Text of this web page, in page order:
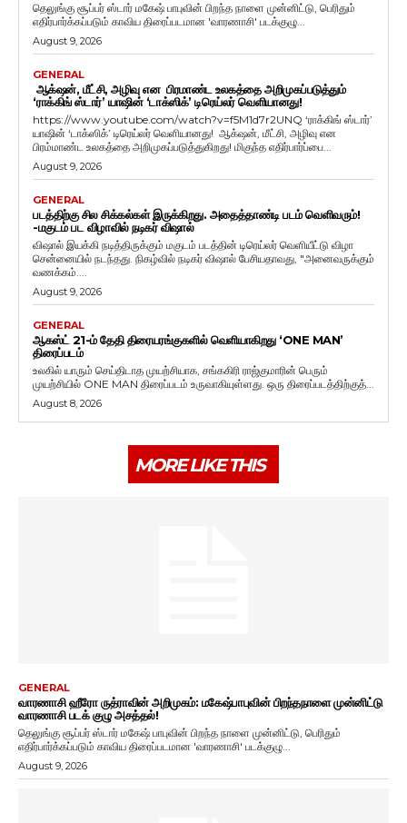
தெலுங்கு சூப்பர் ஸ்டார் மகேஷ் பாபுவின் பிறந்த நாளை முன்னிட்டு, பெரிதும்
எதிர்பார்க்கப்படும் காவிய திரைப்படமான 'வாரணாசி' படக்குழு...
August 9, 2026
GENERAL
ஆக்‌ஷன், மீட்சி, அழிவு என பிரமாண்ட உலகத்தை அறிமுகப்படுத்தும்
‘ராக்கிங் ஸ்டார்’ யாஷின் ‘டாக்ஸிக்’ டிரெய்லர் வெளியானது!
https://www.youtube.com/watch?v=f5M1d7r2UNQ ‘ராக்கிங் ஸ்டார்’
யாஷின் ‘டாக்ஸிக்’ டிரெய்லர் வெளியானது! ஆக்‌ஷன், மீட்சி, அழிவு என
பிரம்மாண்ட உலகத்தை அறிமுகப்படுத்துகிறது! மிகுந்த எதிர்பார்ப்பை...
August 9, 2026
GENERAL
படத்திற்கு சில சிக்கல்கள் இருக்கிறது. அதைத்தாண்டி படம் வெளிவரும்!
-மகுடம் பட விழாவில் நடிகர் விஷால்
விஷால் இயக்கி நடித்திருக்கும் மகுடம் படத்தின் டிரெய்லர் வெளியீட்டு விழா
சென்னையில் நடந்தது. நிகழ்வில் நடிகர் விஷால் பேசியதாவது, "அனைவருக்கும்
வணக்கம்....
August 9, 2026
GENERAL
ஆகஸ்ட் 21-ம் தேதி திரையரங்குகளில் வெளியாகிறது ‘ONE MAN’
திரைப்படம்
உலகில் யாரும் செய்திடாத முயற்சியாக, சங்ககிரி ராஜ்குமாரின் பெரும்
முயற்சியில் ONE MAN திரைப்படம் உருவாகியுள்ளது. ஒரு திரைப்படத்திற்குத்...
August 8, 2026
MORE LIKE THIS
GENERAL
வாரணாசி ஹீரோ ருத்ராவின் அறிமுகம்: மகேஷ்பாபுவின் பிறந்தநாளை முன்னிட்டு
வாரணாசி படக் குழு அசத்தல்!
தெலுங்கு சூப்பர் ஸ்டார் மகேஷ் பாபுவின் பிறந்த நாளை முன்னிட்டு, பெரிதும்
எதிர்பார்க்கப்படும் காவிய திரைப்படமான 'வாரணாசி' படக்குழு...
August 9, 2026